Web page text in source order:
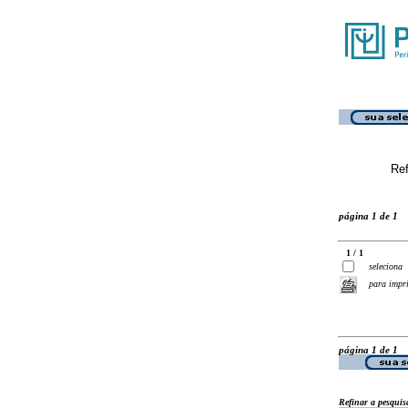
página 1 de 1
1 / 1
seleciona
para
página 1 de 1
Refinar a